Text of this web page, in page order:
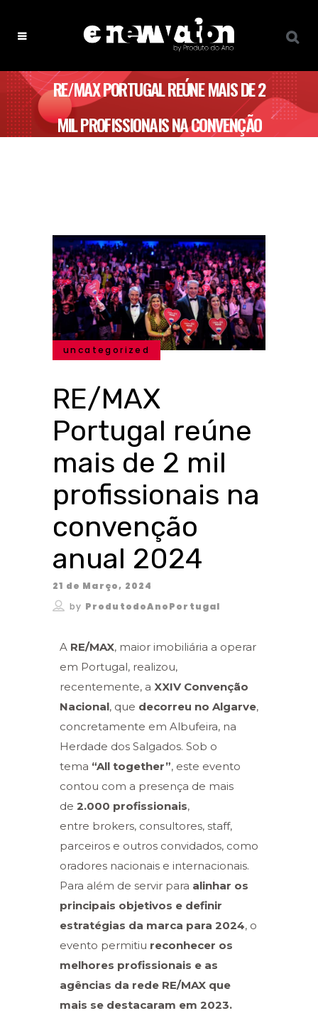
RE/MAX PORTUGAL REÚNE MAIS DE 2
MIL PROFISSIONAIS NA CONVENÇÃO
uncategorized
RE/MAX
Portugal reúne
mais de 2 mil
profissionais na
convenção
anual 2024
21 de Março, 2024
by ProdutodoAnoPortugal
A RE/MAX, maior imobiliária a operar
em Portugal, realizou,
recentemente, a XXIV Convenção
Nacional, que decorreu no Algarve,
concretamente em Albufeira, na
Herdade dos Salgados. Sob o
tema “All together”, este evento
contou com a presença de mais
de 2.000 profissionais,
entre brokers, consultores, staff,
parceiros e outros convidados, como
oradores nacionais e internacionais.
Para além de servir para alinhar os
principais objetivos e definir
estratégias da marca para 2024, o
evento permitiu reconhecer os
melhores profissionais e as
agências da rede RE/MAX que
mais se destacaram em 2023.